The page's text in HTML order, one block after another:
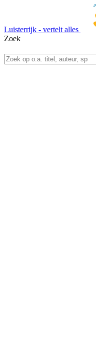
Luisterrijk - vertelt alles
Zoek